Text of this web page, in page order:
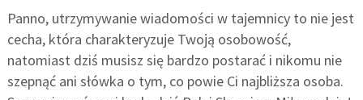
Panno, utrzymywanie wiadomości w tajemnicy to nie jest
cecha, która charakteryzuje Twoją osobowość,
natomiast dziś musisz się bardzo postarać i nikomu nie
szepnąć ani słówka o tym, co powie Ci najbliższa osoba.